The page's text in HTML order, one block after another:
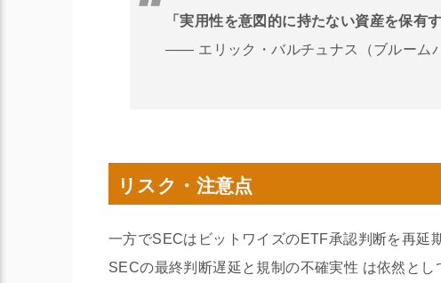
「実用性を意図的に持たない資産を保有
―― エリック・バルチュナス（ブルーム
リスク・注意点
一方でSECはビットワイズのETF承認判断を再延
SECの最終判断遅延と規制の不確実性 は依然とし